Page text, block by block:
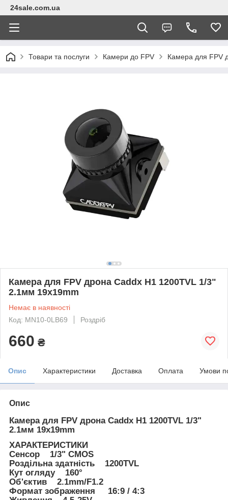
24sale.com.ua
Товари та послуги Камери до FPV Камера для FPV
Камера для FPV дрона Caddx H1 1200TVL 1/3"
2.1мм 19x19mm
Немає в наявності
Код: MN10-0LB69
Роздріб
660 ₴
Опис Характеристики Доставка Оплата Умови
Опис
Камера для FPV дрона Caddx H1 1200TVL 1/3"
2.1мм 19x19mm
ХАРАКТЕРИСТИКИ
Сенсор 1/3" CMOS
Роздільна здатність 1200TVL
Кут огляду 160°
Об'єктив 2.1mm/F1.2
Формат зображення 16:9 / 4:3